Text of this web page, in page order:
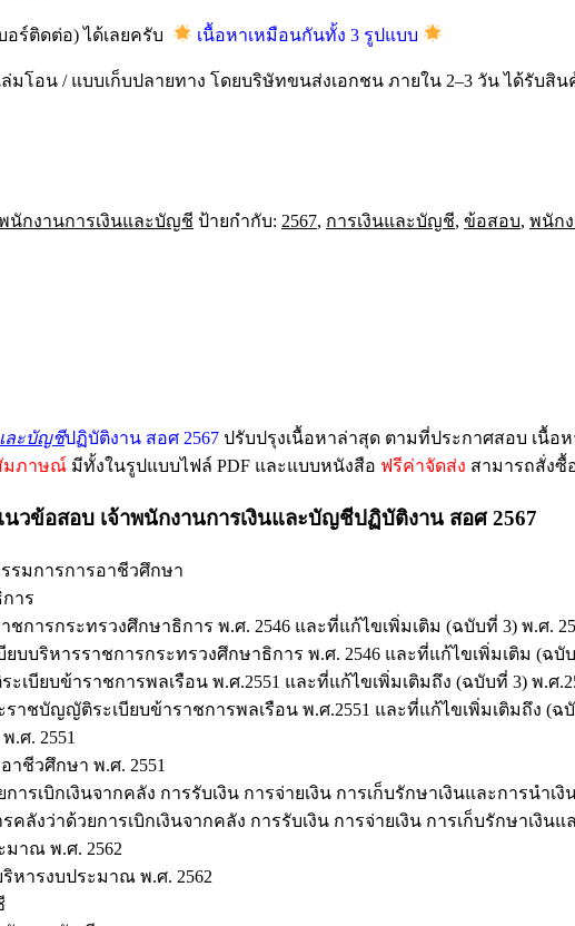
อร์ติดต่อ) ได้เลยครับ เนื้อหาเหมือนกันทั้ง 3 รูปแบบ
ล่มโอน / แบบเก็บปลายทาง โดยบริษัทขนส่งเอกชน ภายใน 2–3 วัน ได้รับสิน
พนักงานการเงินและบัญชี ป้ายกำกับ: 2567, การเงินและบัญชี, ข้อสอบ, พนัก
ละบัญชีปฏิบัติงาน สอศ 2567 ปรับปรุงเนื้อหาล่าสุด ตามที่ประกาศสอบ เนื้อ
มภาษณ์ มีทั้งในรูปแบบไฟล์ PDF และแบบหนังสือ ฟรีค่าจัดส่ง สามารถสั่งซื้
นวข้อสอบ เจ้าพนักงานการเงินและบัญชีปฏิบัติงาน สอศ 2567
รมการการอาชีวศึกษา
าร
การกระทรวงศึกษาธิการ พ.ศ. 2546 และที่แก้ไขเพิ่มเติม (ฉบับที่ 3) พ.ศ.
บริหารราชการกระทรวงศึกษาธิการ พ.ศ. 2546 และที่แก้ไขเพิ่มเติม (ฉบับ
บียบข้าราชการพลเรือน พ.ศ.2551 และที่แก้ไขเพิ่มเติมถึง (ฉบับที่ 3) พ.ศ
ชบัญญัติระเบียบข้าราชการพลเรือน พ.ศ.2551 และที่แก้ไขเพิ่มเติมถึง (ฉบั
ศ. 2551
ชีวศึกษา พ.ศ. 2551
ารเบิกเงินจากคลัง การรับเงิน การจ่ายเงิน การเก็บรักษาเงินและการนำเ
ลังว่าด้วยการเบิกเงินจากคลัง การรับเงิน การจ่ายเงิน การเก็บรักษาเงิน
มาณ พ.ศ. 2562
หารงบประมาณ พ.ศ. 2562